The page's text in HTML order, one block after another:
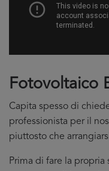
Fotovoltaico
Capita spesso di
professionista per il
piuttosto che
Prima di fare la